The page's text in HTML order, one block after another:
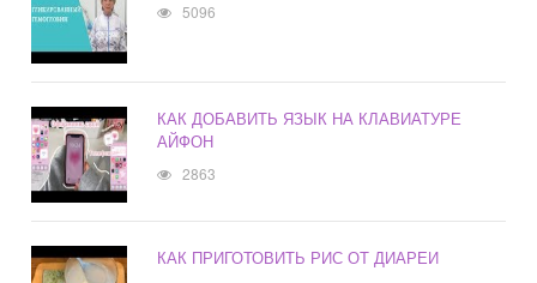
5096
КАК ДОБАВИТЬ ЯЗЫК НА КЛАВИАТУРЕ
АЙФОН
2863
КАК ПРИГОТОВИТЬ РИС ОТ ДИАРЕИ